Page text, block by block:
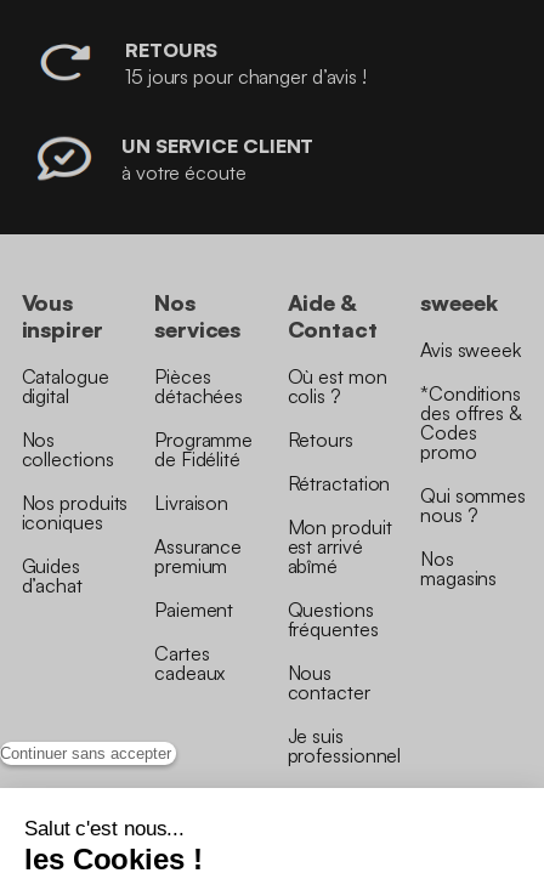
Continuer sans accepter
Salut c'est nous...
les Cookies !
RETOURS
15 jours pour changer d’avis !
UN SERVICE CLIENT
à votre écoute
Vous
inspirer
Catalogue
digital
Nos
collections
Nos produits
iconiques
Guides
d’achat
Nos
services
Pièces
détachées
Programme
de Fidélité
Livraison
Assurance
premium
Paiement
Cartes
cadeaux
Aide &
Contact
Où est mon
colis ?
Retours
Rétractation
Mon produit
est arrivé
abîmé
Questions
fréquentes
Nous
contacter
Je suis
professionnel
sweeek
Avis sweeek
*Conditions
des offres &
Codes
promo
Qui sommes
nous ?
Nos
magasins